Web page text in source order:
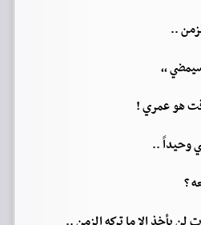
..
,,
هو عمري !
وحيداً ..
؟